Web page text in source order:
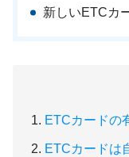
新しいETCカ
ETCカードの
ETCカードは